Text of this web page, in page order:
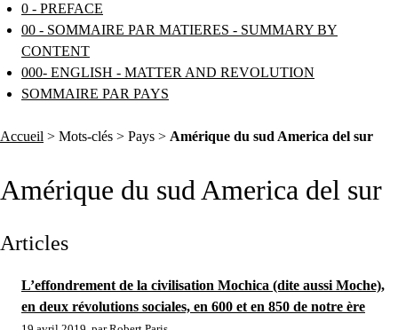
0 - PREFACE
00 - SOMMAIRE PAR MATIERES - SUMMARY BY
CONTENT
000- ENGLISH - MATTER AND REVOLUTION
SOMMAIRE PAR PAYS
Accueil > Mots-clés > Pays > Amérique du sud America del sur
Amérique du sud America del sur
Articles
L’effondrement de la civilisation Mochica (dite aussi Moche),
en deux révolutions sociales, en 600 et en 850 de notre ère